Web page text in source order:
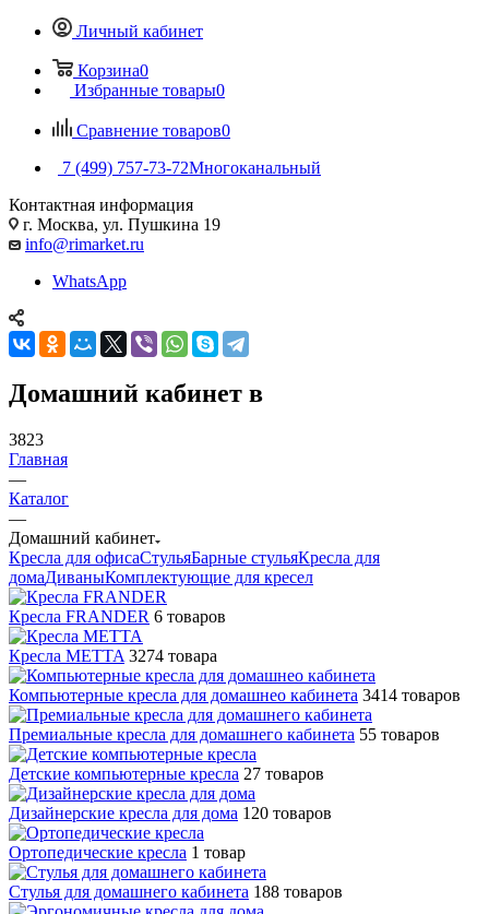
Личный кабинет
Корзина0
Избранные товары0
Сравнение товаров0
7 (499) 757-73-72Многоканальный
Контактная информация
г. Москва, ул. Пушкина 19
info@rimarket.ru
WhatsApp
Домашний кабинет в
3823
Главная
—
Каталог
—
Домашний кабинет
Кресла для офисаСтульяБарные стульяКресла для
домаДиваныКомплектующие для кресел
Кресла FRANDER 6 товаров
Кресла METTA 3274 товара
Компьютерные кресла для домашнео кабинета 3414 товаров
Премиальные кресла для домашнего кабинета 55 товаров
Детские компьютерные кресла 27 товаров
Дизайнерские кресла для дома 120 товаров
Ортопедические кресла 1 товар
Стулья для домашнего кабинета 188 товаров